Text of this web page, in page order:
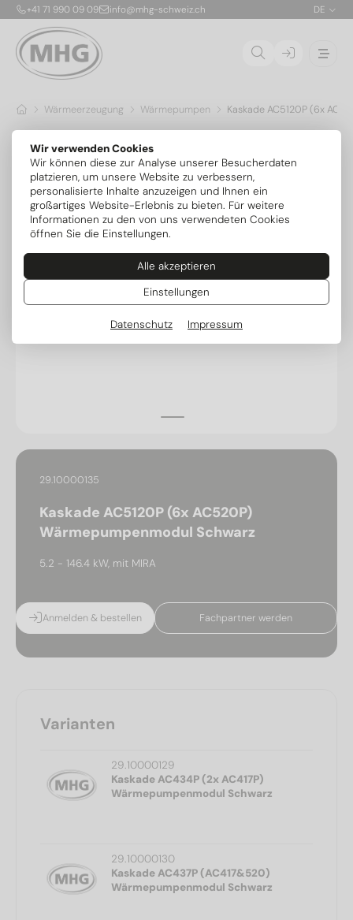
Wir verwenden Cookies
Wir können diese zur Analyse unserer Besucherdaten
platzieren, um unsere Website zu verbessern,
personalisierte Inhalte anzuzeigen und Ihnen ein
großartiges Website-Erlebnis zu bieten. Für weitere
Informationen zu den von uns verwendeten Cookies
öffnen Sie die Einstellungen.
Alle akzeptieren
Einstellungen
Datenschutz Impressum
+41 71 990 09 09 info@mhg-schweiz.ch DE
Wärmeerzeugung Wärmepumpen Kaskade AC5120P (6x
29.10000135
Kaskade AC5120P (6x AC520P)
Wärmepumpenmodul Schwarz
5.2 - 146.4 kW, mit MIRA
Anmelden & bestellen Fachpartner werden
Varianten
29.10000129
Kaskade AC434P (2x AC417P)
Wärmepumpenmodul Schwarz
29.10000130
Kaskade AC437P (AC417&520)
Wärmepumpenmodul Schwarz